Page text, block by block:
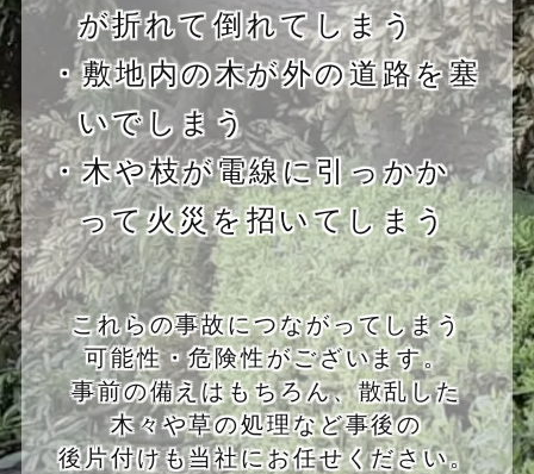
が折れて倒れてしまう
・敷地内の木が外の道路を塞
いでしまう
・木や枝が電線に引っかか
って火災を招いてしまう
これらの事故につながってしまう
可能性・危険性がございます。
事前の備えはもちろん、散乱した
木々や草の処理など事後の
後片付けも当社にお任せください。